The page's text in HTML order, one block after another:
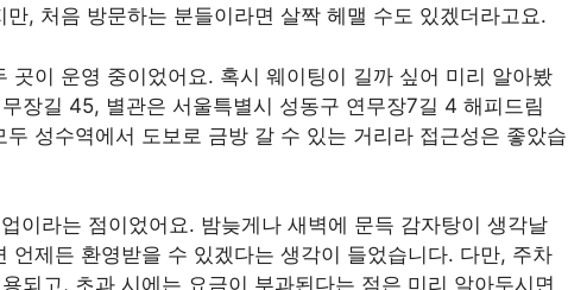
, 처음 방문하는 분들이라면 살짝 헤맬 수도 있겠더라고요.
곳이 운영 중이었어요. 혹시 웨이팅이 길까 싶어 미리 알아봤
장길 45, 별관은 서울특별시 성동구 연무장7길 4 해피드림
성수역에서 도보로 금방 갈 수 있는 거리라 접근성은 좋았습
이라는 점이었어요. 밤늦게나 새벽에 문득 감자탕이 생각날
언제든 환영받을 수 있겠다는 생각이 들었습니다. 다만, 주차
되고, 초과 시에는 요금이 부과된다는 점은 미리 알아두시면